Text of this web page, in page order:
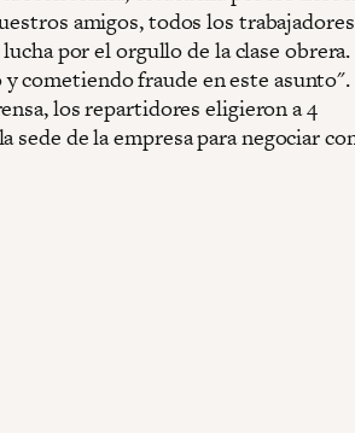
amigos, todos los
por el orgullo de la clase obrera.
cometiendo fraude en este asunto".
los repartidores eligieron a 4
de la empresa para negociar